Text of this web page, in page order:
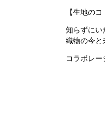
【生地の
知らずにい
織物の今と
コラボレー